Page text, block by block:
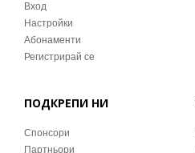
Вход
Настройки
Абонаменти
Регистрирай се
ПОДКРЕПИ НИ
Спонсори
Партньори